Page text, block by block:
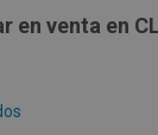
venta en CL